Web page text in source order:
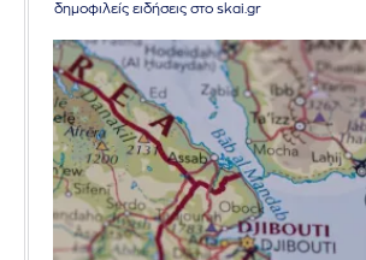
δημοφιλείς ειδήσεις στο skai.gr